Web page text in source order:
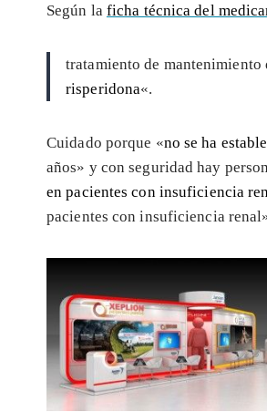
Según la ficha técnica del
tratamiento de
risperidona«.
Cuidado porque «no se ha
años» y con seguridad hay
en pacientes con insuficiencia
pacientes con insuficiencia